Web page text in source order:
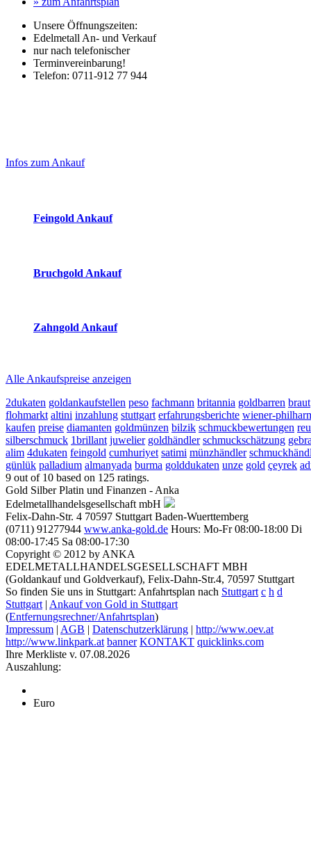
Unsere Öffnungszeiten:
Edelmetall An- und Verkauf
nur nach telefonischer
Terminvereinbarung!
Telefon: 0711-912 77 944
Sidebar
Infos zum Ankauf
Feingold Ankauf
Bruchgold Ankauf
Zahngold Ankauf
Alle Ankaufspreise anzeigen
2dukaten goldankaufstellen peso fachmann britannia goldbarren braut
flohmarkt altini inzahlung stuttgart erfahrungsberichte wiener-
kaufen preise diamanten goldmünzen bilzik schmuckbewertungen
silberschmuck 1brillant juwelier goldhändler schmuckschätzung
alim 4dukaten feingold cumhuriyet satimi münzhändler
günlük palladium almanyada burma golddukaten unze gold çeyrek
9 out of 10 based on 125 ratings.
Gold Silber Platin und Finanzen - Anka
Edelmetallhandelsgesellschaft mbH
Felix-Dahn-Str. 4 70597 Stuttgart Baden-Wuerttemberg
(0711) 91277944 www.anka-gold.de Hours: Mo-Fr 08:00-18:00 Di
08:00-17:45 Sa 08:00-17:30
Copyright © 2012 by ANKA
EDELMETALLHANDELSGESELLSCHAFT MBH
(Goldankauf und Goldverkauf), Felix-Dahn-Str.4, 70597 Stuttgart
So finden Sie uns in Stuttgart: Anfahrtsplan nach Stuttgart c h d
Stuttgart | Ankauf von Gold in Stuttgart
(Entfernungsrechner/Anfahrtsplan)
Impressum | AGB | Datenschutzerklärung | http://www.oev.at
http://www.linkpark.at banner KONTAKT quicklinks.com
Ihre Merkliste v. 07.08.2026
Auszahlung:
Euro